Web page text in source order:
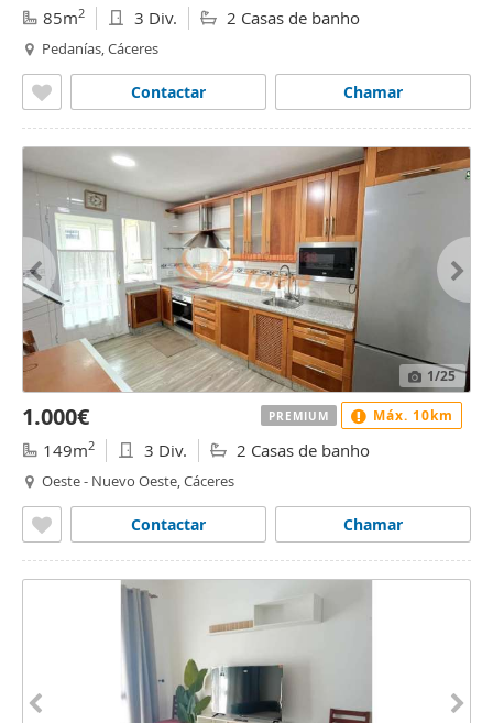
85m2 3 Div. 2 Casas de banho
Pedanías, Cáceres
Chamar
Contactar
1/25
1.000€
149m2 3 Div. 2 Casas de banho
Oeste - Nuevo Oeste, Cáceres
Chamar
Contactar
PREMIUM Máx. 10km